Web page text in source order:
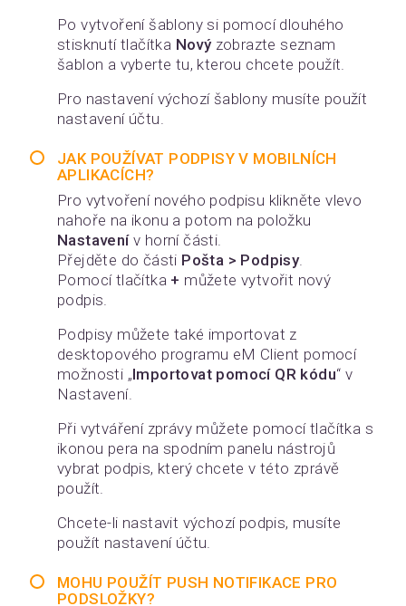
Po vytvoření šablony si pomocí dlouhého
stisknutí tlačítka Novýzobrazte seznam
šablon a vyberte tu, kterou chcete použít.
Pro nastavení výchozí šablony musíte použít
nastavení účtu.
JAK POUŽÍVAT PODPISY V MOBILNÍCH
APLIKACÍCH?
Pro vytvoření nového podpisu klikněte vlevo
nahoře na ikonu a potom na položku
Nastavenív horní části.
Přejděte do části Pošta > Podpisy.
Pomocí tlačítka + můžete vytvořit nový
podpis.
Podpisy můžete také importovat z
desktopového programu eM Client pomocí
možnosti „Importovat pomocí QR kódu“ v
Nastavení.
Při vytváření zprávy můžete pomocí tlačítka s
ikonou pera na spodním panelu nástrojů
vybrat podpis, který chcete v této zprávě
použít.
Chcete-li nastavit výchozí podpis, musíte
použít nastavení účtu.
MOHU POUŽÍT PUSH NOTIFIKACE PRO
PODSLOŽKY?